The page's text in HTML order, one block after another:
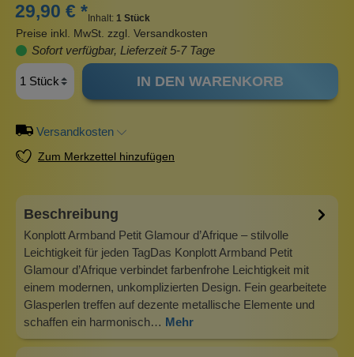
29,90 € * Inhalt: 1 Stück
Preise inkl. MwSt. zzgl. Versandkosten
Sofort verfügbar, Lieferzeit 5-7 Tage
IN DEN WARENKORB
Versandkosten
Zum Merkzettel hinzufügen
Beschreibung
Konplott Armband Petit Glamour d’Afrique – stilvolle
Leichtigkeit für jeden TagDas Konplott Armband Petit
Glamour d’Afrique verbindet farbenfrohe Leichtigkeit mit
einem modernen, unkomplizierten Design. Fein gearbeitete
Glasperlen treffen auf dezente metallische Elemente und
schaffen ein harmonisch… Mehr